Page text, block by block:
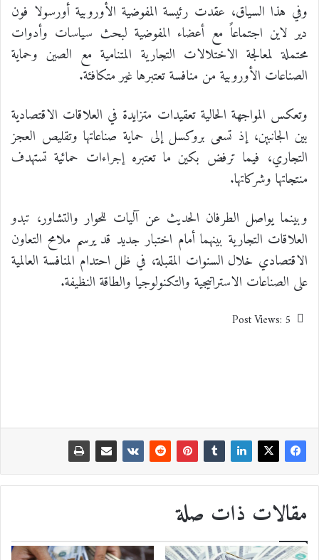
وفي هذا السياق، عقدت رئيسة المفوضية الأوروبية أورسولا فون
دير لاين اجتماعاً مع أعضاء المفوضية لبحث سياسات وأدوات
محتملة لمعالجة الاختلالات التجارية المتنامية مع الصين وحماية
الصناعات الأوروبية من منافسة تعتبرها غير متكافئة.
وتعكس المواجهة الحالية تعقيدات متزايدة في العلاقات الاقتصادية
بين الجانبين، إذ تسعى بروكسل إلى حماية صناعاتها وتقليص العجز
التجاري، فيما ترفض بكين ما تعتبره إجراءات حمائية تستهدف
منتجاتها وشركاتها.
وبينما يواصل الطرفان الحديث عن آليات للحوار والتشاور، تبدو
العلاقات التجارية بينهما أمام اختبار جديد قد يرسم ملامح التعاون
الاقتصادي خلال السنوات المقبلة، في ظل احتدام المنافسة العالمية
على الصناعات الاستراتيجية والتكنولوجيا والطاقة النظيفة.
Post Views: 5
مقالات ذات صلة